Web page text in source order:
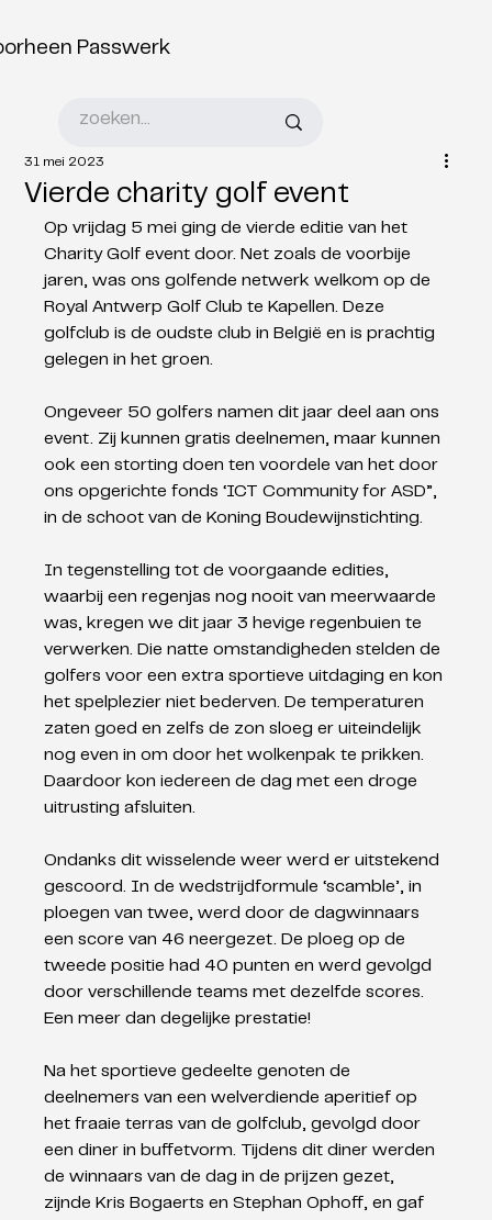
Passwerk
Vierde charity golf event
31 mei 2023
Op vrijdag 5 mei ging de vierde editie van het
Charity Golf event door. Net zoals de voorbije
jaren, was ons golfende netwerk welkom op de
Royal Antwerp Golf Club te Kapellen. Deze
golfclub is de oudste club in België en is prachtig
gelegen in het groen.
Ongeveer 50 golfers namen dit jaar deel aan ons
event. Zij kunnen gratis deelnemen, maar kunnen
ook een storting doen ten voordele van het door
ons opgerichte fonds ‘ICT Community for ASD”,
in de schoot van de Koning Boudewijnstichting.
In tegenstelling tot de voorgaande edities,
waarbij een regenjas nog nooit van meerwaarde
was, kregen we dit jaar 3 hevige regenbuien te
verwerken. Die natte omstandigheden stelden de
golfers voor een extra sportieve uitdaging en kon
het spelplezier niet bederven. De temperaturen
zaten goed en zelfs de zon sloeg er uiteindelijk
nog even in om door het wolkenpak te prikken.
Daardoor kon iedereen de dag met een droge
uitrusting afsluiten.
Ondanks dit wisselende weer werd er uitstekend
gescoord. In de wedstrijdformule ‘scamble’, in
ploegen van twee, werd door de dagwinnaars
een score van 46 neergezet. De ploeg op de
tweede positie had 40 punten en werd gevolgd
door verschillende teams met dezelfde scores.
Een meer dan degelijke prestatie!
Na het sportieve gedeelte genoten de
deelnemers van een welverdiende aperitief op
het fraaie terras van de golfclub, gevolgd door
een diner in buffetvorm. Tijdens dit diner werden
de winnaars van de dag in de prijzen gezet,
zijnde Kris Bogaerts en Stephan Ophoff, en gaf